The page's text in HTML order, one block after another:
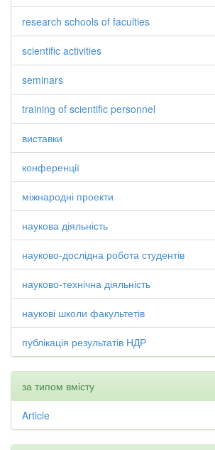
research schools of faculties
scientific activities
seminars
training of scientific personnel
виставки
конференції
міжнародні проекти
наукова діяльність
науково-дослідна робота студентів
науково-технічна діяльність
наукові школи факультетів
публікація результатів НДР
за типом вмісту
Article